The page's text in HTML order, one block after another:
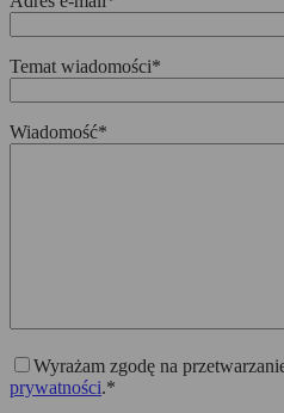
Temat wiadomości*
Wiadomość*
Wyrażam zgodę na
prywatności.*